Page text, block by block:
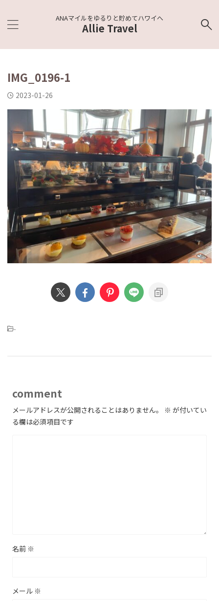
ANAマイルをゆるりと貯めてハワイへ
Allie Travel
IMG_0196-1
2023-01-26
-
comment
メールアドレスが公開されることはありません。 ※ が付いてい
る欄は必須項目です
名前 ※
メール ※